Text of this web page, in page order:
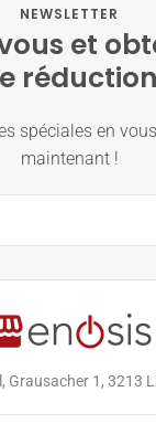
NEWSLETTER
et
réduction
spéciales en
maintenant !
Grausacher 1, 3213